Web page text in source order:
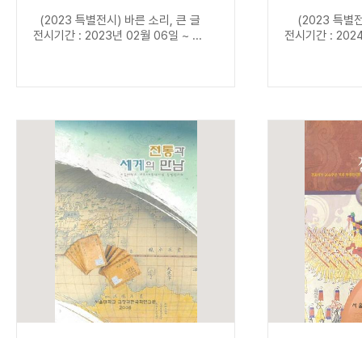
(2023 특별전시) 바른 소리, 큰 글
전시기간 : 2023년 02월 06일 ~ ...
(2023 특별
전시기간 :